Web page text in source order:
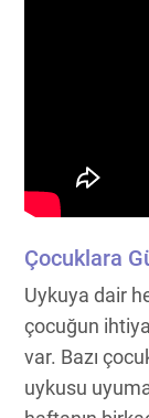
Çocuklara
Uykuya dair
çocuğun
var. Bazı
uykusu